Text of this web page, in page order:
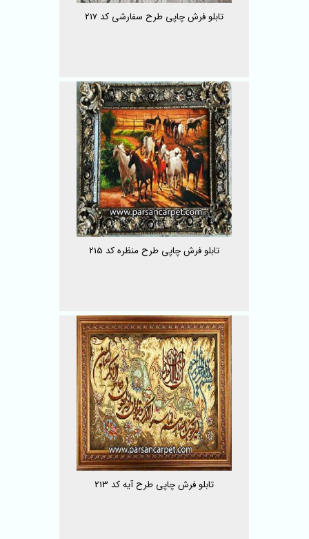
تابلو فرش چاپی طرح سفارشی کد 217
تابلو فرش چاپی طرح منظره کد 215
تابلو فرش چاپی طرح آیه کد 213